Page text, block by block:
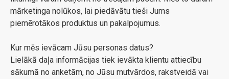
mārketinga nolūkos, lai piedāvātu tieši Jums
piemērotākos produktus un pakalpojumus.
Kur mēs ievācam Jūsu personas datus?
Lielākā daļa informācijas tiek ievākta klientu attiecību
sākumā no anketām, no Jūsu mutvārdos, rakstveidā vai